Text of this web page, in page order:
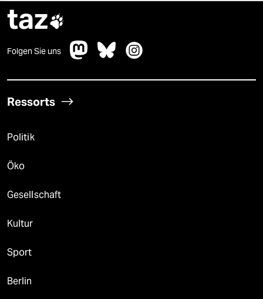
taz
Folgen Sie uns
Ressorts
Politik
Öko
Gesellschaft
Kultur
Sport
Berlin